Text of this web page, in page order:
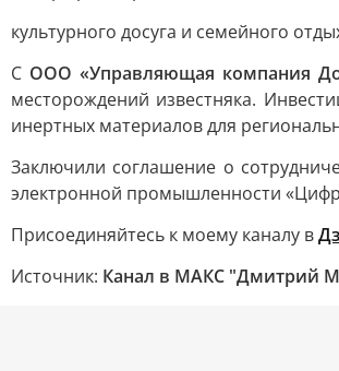
культурного досуга и семейного
С ООО «Управляющая компания
месторождений известняка.
инертных материалов для
Заключили соглашение о
электронной промышленности
Присоединяйтесь к моему каналу в
Источник: Канал в МАКС "Дмитрий